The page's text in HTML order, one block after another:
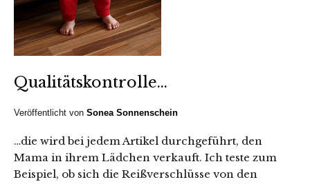
Qualitätskontrolle…
Veröffentlicht von Sonea Sonnenschein
…die wird bei jedem Artikel durchgeführt, den
Mama in ihrem Lädchen verkauft. Ich teste zum
Beispiel, ob sich die Reißverschlüsse von den